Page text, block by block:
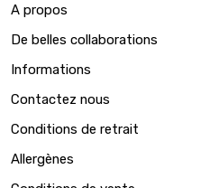
A propos
De belles collaborations
Informations
Contactez nous
Conditions de retrait
Allergènes